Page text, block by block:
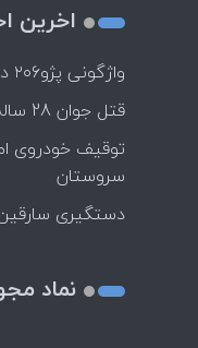
اخرین
واژگونی پژو۲۰۶ در جاده بابامیدان- نورآباد با ۳ مصدوم
قتل جوان 28 ساله توسط قاتل 15 ساله در کازرون
سروستان
دستگیری سارقین
نماد